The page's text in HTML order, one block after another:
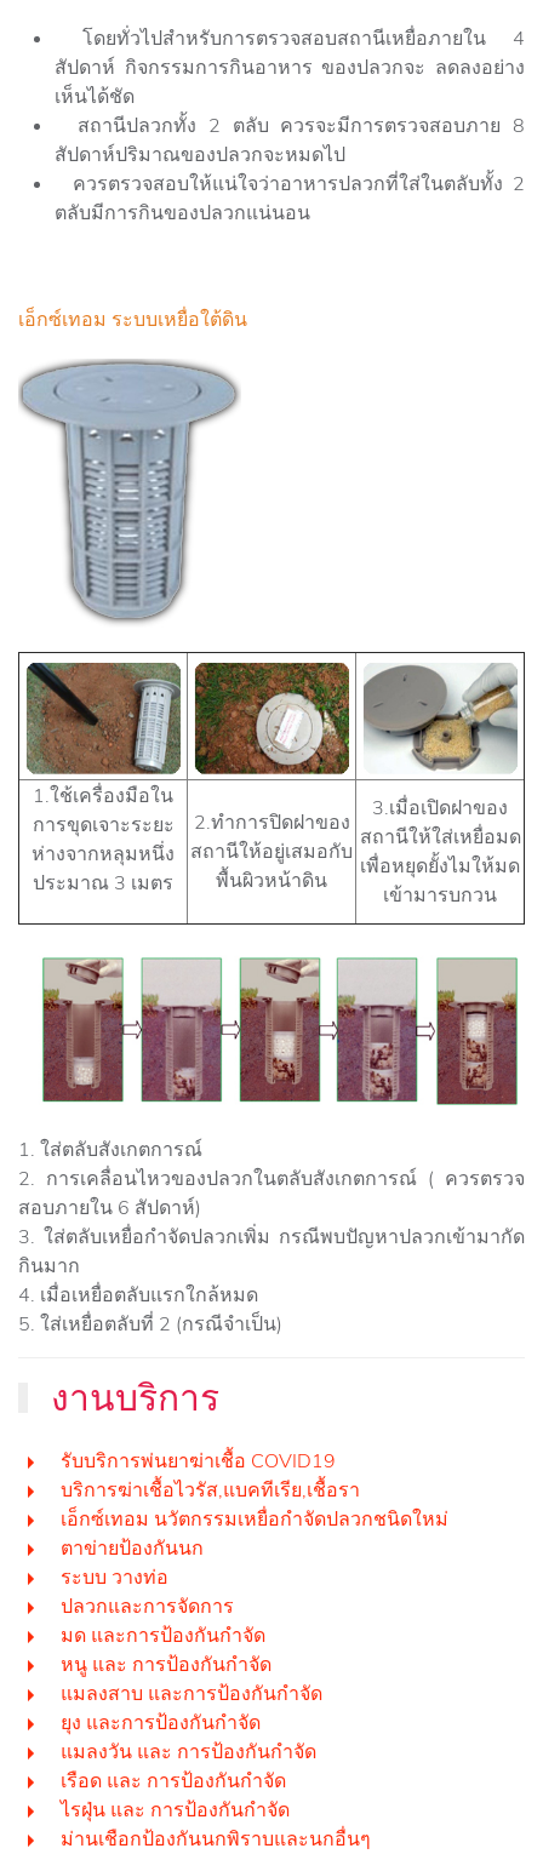
โดยทั่วไปสำหรับการตรวจสอบสถานีเหยื่อภายใน 4
สัปดาห์ กิจกรรมการกินอาหาร ของปลวกจะ ลดลงอย่าง
เห็นได้ชัด
สถานีปลวกทั้ง 2 ตลับ ควรจะมีการตรวจสอบภาย 8
สัปดาห์ปริมาณของปลวกจะหมดไป
ควรตรวจสอบให้แน่ใจว่าอาหารปลวกที่ใส่ในตลับทั้ง 2
ตลับมีการกินของปลวกแน่นอน
เอ็กซ์เทอม ระบบเหยื่อใต้ดิน
1.ใช้เครื่องมือใน
การขุดเจาะระยะ
ห่างจากหลุมหนึ่ง
ประมาณ 3 เมตร
2.ทำการปิดฝาของ
สถานีให้อยู่เสมอกับ
พื้นผิวหน้าดิน
3.เมื่อเปิดฝาของ
สถานีให้ใส่เหยื่อมด
เพื่อหยุดยั้งไมให้มด
เข้ามารบกวน
1. ใส่ตลับสังเกตการณ์
2. การเคลื่อนไหวของปลวกในตลับสังเกตการณ์ ( ควรตรวจ
สอบภายใน 6 สัปดาห์)
3. ใส่ตลับเหยื่อกำจัดปลวกเพิ่ม กรณีพบปัญหาปลวกเข้ามากัด
กินมาก
4. เมื่อเหยื่อตลับแรกใกล้หมด
5. ใส่เหยื่อตลับที่ 2 (กรณีจำเป็น)
งานบริการ
รับบริการพ่นยาฆ่าเชื้อ COVID19
บริการฆ่าเชื้อไวรัส,แบคทีเรีย,เชื้อรา
เอ็กซ์เทอม นวัตกรรมเหยื่อกำจัดปลวกชนิดใหม่
ตาข่ายป้องกันนก
ระบบ วางท่อ
ปลวกและการจัดการ
มด และการป้องกันกำจัด
หนู และ การป้องกันกำจัด
แมลงสาบ และการป้องกันกำจัด
ยุง และการป้องกันกำจัด
แมลงวัน และ การป้องกันกำจัด
เรือด และ การป้องกันกำจัด
ไรฝุ่น และ การป้องกันกำจัด
ม่านเชือกป้องกันนกพิราบและนกอื่นๆ